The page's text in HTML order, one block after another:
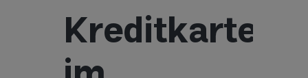
Kreditkarte